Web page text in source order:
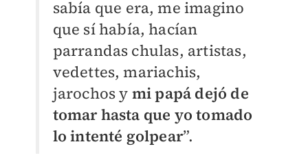
sabía que era, me imagino
que sí había, hacían
parrandas chulas, artistas,
vedettes, mariachis,
jarochos y mi papá dejó de
tomar hasta que yo tomado
lo intenté golpear”.